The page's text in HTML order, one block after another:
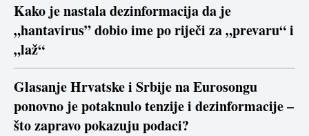
Kako je nastala dezinformacija da je
„hantavirus” dobio ime po riječi za „prevaru“ i
„laž“
Glasanje Hrvatske i Srbije na Eurosongu
ponovno je potaknulo tenzije i dezinformacije –
što zapravo pokazuju podaci?